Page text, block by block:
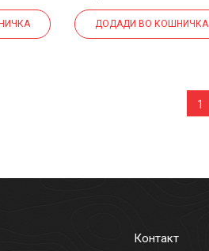
ДОДАДИ ВО КОШНИЧКА
1
Контакт